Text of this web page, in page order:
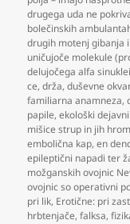
drugega uda ne
bolečinskih
drugih motenj gibanja
uničujoče molekule
delujočega alfa
ce,drža,duševne
familiarna anamneza,
papile,ekološki
mišice strup in jih
embolična kap,en
epileptični napadi ter
možganskih ovojnic
ovojnic so operativni
pri lik, Erotične: pri
hrbtenjače,falksa,